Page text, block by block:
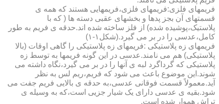
فریمهای فلزی:فریمهای فلزی،فریمهایی هستند که همه ی
قسمتهای آن بجز پدها و بخشهای عقبی دسته ها ( که با
پلاستیک،پوشیده شده) از فلز ساخته شده اند.حدقه ی فریم به طور
کامل،عدسی را در بر می گیرد.(شکل۱-۱)
فریمهای زه پلاستیکی :فریمهای زه پلاستیکی را گاهی اوقات (بالا
پلاستیکی) هم می نامند.عدسی در این گونه فریمها به توسط زه
پلاستیکی که گرداگرد لبه ی آنها را در بر می گیرد،نگاه داشته می
شوند.این موضوع باعث می شود که فریم،ریم لس به نظر
آید.معمولاً قسمت فوقانی عدسی،به حدقه ی بالایی فریم جفت می
شود.بقیه ی عدسی دارای یک شیار جزیی است،که به وسیله ی
تراش هموار شده است.